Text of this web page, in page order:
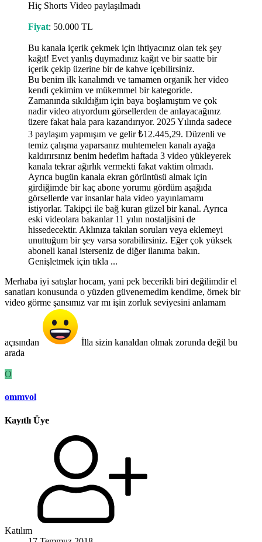
Hiç Shorts Video paylaşılmadı
Fiyat: 50.000 TL
Bu kanala içerik çekmek için ihtiyacınız olan tek şey
kağıt! Evet yanlış duymadınız kağıt ve bir saatte bir
içerik çekip üzerine bir de kahve içebilirsiniz.
Bu benim ilk kanalımdı ve tamamen organik her video
kendi çekimim ve mükemmel bir kategoride.
Zamanında sıkıldığım için baya boşlamıştım ve çok
nadir video atıyordum görsellerden de anlayacağınız
üzere fakat hala para kazandırıyor. 2025 Yılında sadece
3 paylaşım yapmışım ve gelir ₺12.445,29. Düzenli ve
temiz çalışma yaparsanız muhtemelen kanalı ayağa
kaldırırsınız benim hedefim haftada 3 video yükleyerek
kanala tekrar ağırlık vermekti fakat vaktim olmadı.
Ayrıca bugün kanala ekran görüntüsü almak için
girdiğimde bir kaç abone yorumu gördüm aşağıda
görsellerde var insanlar hala video yayınlamamı
istiyorlar. Takipçi ile bağ kuran güzel bir kanal. Ayrıca
eski videolara bakanlar 11 yılın nostaljisini de
hissedecektir. Aklınıza takılan soruları veya eklemeyi
unuttuğum bir şey varsa sorabilirsiniz. Eğer çok yüksek
aboneli kanal isterseniz de diğer ilanıma bakın.
Genişletmek için tıkla ...
Merhaba iyi satışlar hocam, yani pek becerikli biri değilimdir el
sanatları konusunda o yüzden güvenemedim kendime, örnek bir
video görme şansımız var mı işin zorluk seviyesini anlamam
açısından
İlla sizin kanaldan olmak zorunda değil bu
arada
O
ommvol
Kayıtlı Üye
Katılım